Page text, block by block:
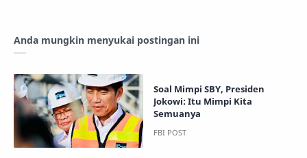
Anda mungkin menyukai postingan ini
Soal Mimpi SBY, Presiden
Jokowi: Itu Mimpi Kita
Semuanya